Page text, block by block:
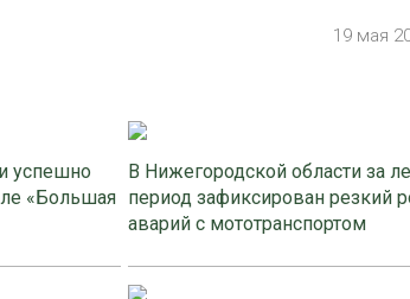
19 мая
успешно
«Большая
В Нижегородской области за
период зафиксирован резкий
аварий с мототранспортом